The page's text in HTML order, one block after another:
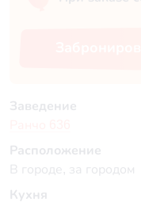
Заведение
Расположение
В городе, за городом
Кухня